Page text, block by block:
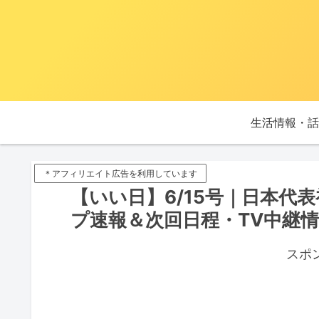
生活情報・
＊アフィリエイト広告を利用しています
【いい日】6/15号｜日本代
プ速報＆次回日程・TV中継
スポ